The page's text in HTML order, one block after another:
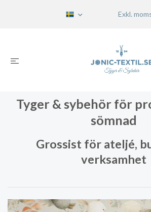
Exkl.
Tyger & sybehör för
sömnad
Grossist för ateljé,
verksamhet